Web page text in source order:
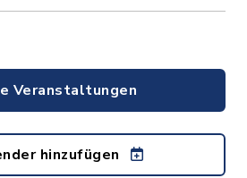
Veranstaltungen
hinzufügen